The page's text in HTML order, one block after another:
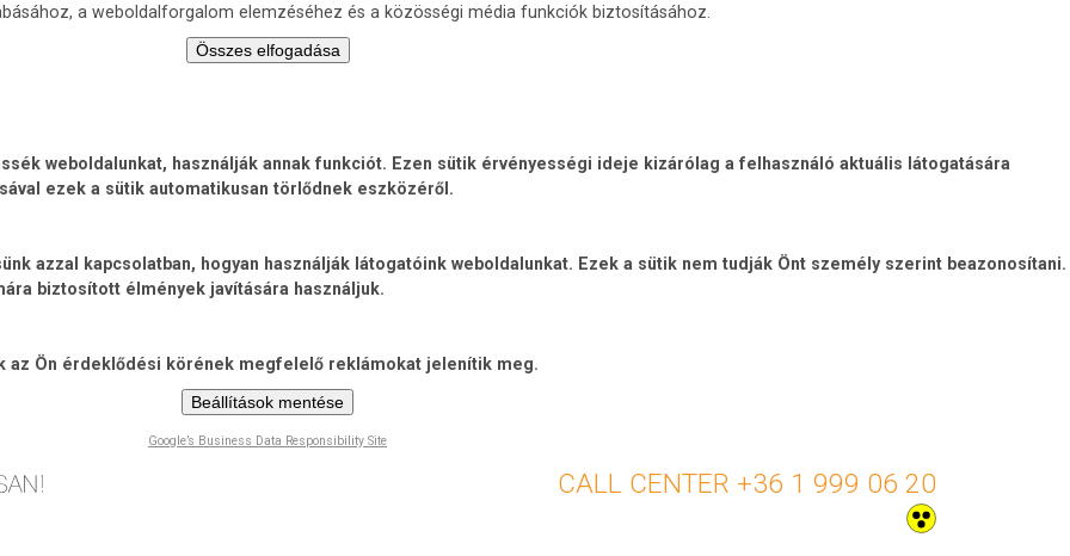
a weboldalforgalom elemzéséhez és a közösségi média funkciók biztosításához.
Összes elfogadása
weboldalunkat, használják annak funkciót. Ezen sütik érvényességi ideje kizárólag a felhasználó aktuális látogatására
ezek a sütik automatikusan törlődnek eszközéről.
azzal kapcsolatban, hogyan használják látogatóink weboldalunkat. Ezek a sütik nem tudják Önt személy szerint beazonosítani.
biztosított élmények javítására használjuk.
az Ön érdeklődési körének megfelelő reklámokat jelenítik meg.
Beállítások mentése
Google’s Business Data Responsibility Site
+36 1 999 06 20